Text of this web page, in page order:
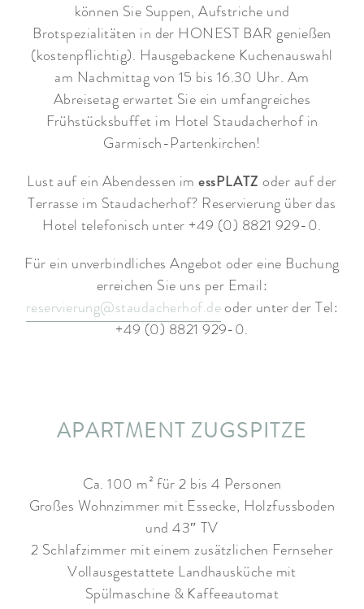
können Sie Suppen, Aufstriche und
Brotspezialitäten in der HONEST BAR genießen
(kostenpflichtig). Hausgebackene Kuchenauswahl
am Nachmittag von 15 bis 16.30 Uhr. Am
Abreisetag erwartet Sie ein umfangreiches
Frühstücksbuffet im Hotel Staudacherhof in
Garmisch-Partenkirchen!
Lust auf ein Abendessen imessPLATZ oder auf der
Terrasse im Staudacherhof? Reservierung über das
Hotel telefonisch unter +49 (0) 8821 929-0.
Für ein unverbindliches Angebot oder eine Buchung
erreichen Sie uns per Email:
reservierung@staudacherhof.deoder unter der Tel:
+49 (0) 8821 929-0.
APARTMENT ZUGSPITZE
Ca. 100 m² für 2 bis 4 Personen
Großes Wohnzimmer mit Essecke, Holzfussboden
und 43″ TV
2 Schlafzimmer mit einem zusätzlichen Fernseher
Vollausgestattete Landhausküche mit
Spülmaschine & Kaffeeautomat